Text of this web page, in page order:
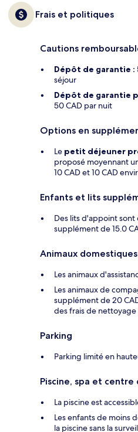
Frais et politiques
Cautions
Dépôt de garantie :
séjour
Dépôt de garantie
50 CAD par nuit
Options en
Le petit déjeuner
proposé moyennant
10 CAD et 10 CAD
Enfants et lits
Des lits d'appoint
supplément de 15.0
Animaux domestiques
Les animaux
Les animaux de
supplément de 20
des frais de nettoyage
Parking
Parking limité en
Piscine, spa et
La piscine est
Les enfants de moins
la piscine sans la